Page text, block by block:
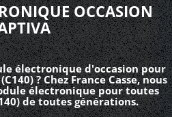
OCCASION
électronique d'occasion pour
? Chez France Casse, nous
électronique pour toutes
de toutes générations.